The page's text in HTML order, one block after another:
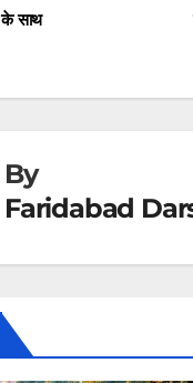
के साथ
By
Faridabad